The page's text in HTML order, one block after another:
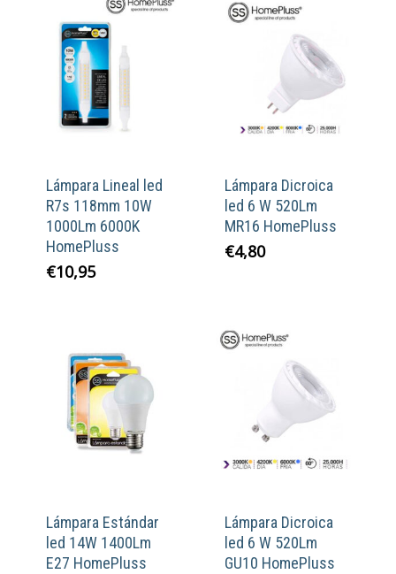
Lámpara Lineal led
R7s 118mm 10W
1000Lm 6000K
HomePluss
€10,95
Lámpara Dicroica
led 6 W 520Lm
MR16 HomePluss
€4,80
Lámpara Estándar
led 14W 1400Lm
E27 HomePluss
Lámpara Dicroica
led 6 W 520Lm
GU10 HomePluss